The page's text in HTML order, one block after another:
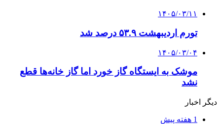
۱۴۰۵/۰۳/۱۱
تورم اردیبهشت ۵۳.۹ درصد شد
۱۴۰۵/۰۳/۰۴
موشک به ایستگاه گاز خورد اما گاز خانه‌ها قطع
نشد
دیگر اخبار
1 هفته پیش